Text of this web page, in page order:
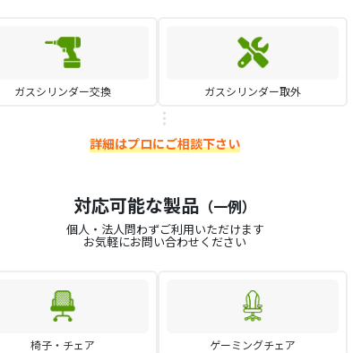
ガスシリンダー交換 ガスシリンダー取外
詳細はプロにご相談下さい
対応可能な製品 （一例）
個人・法人問わずご利用いただけます
お気軽にお問い合わせください
椅子・チェア ゲーミングチェア